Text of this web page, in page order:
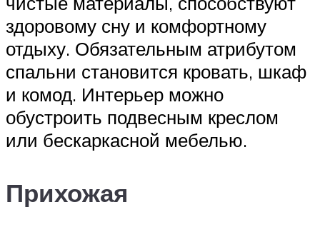
здоровому сну и комфортному
отдыху. Обязательным атрибутом
спальни становится кровать, шкаф
и комод. Интерьер можно
обустроить подвесным креслом
или бескаркасной мебелью.
Прихожая